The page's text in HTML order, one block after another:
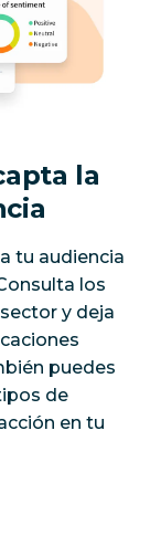
la
tu audiencia
los
y deja
puedes
de
en tu